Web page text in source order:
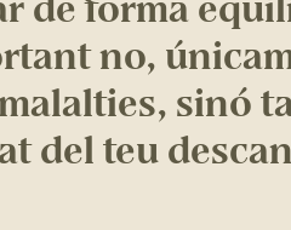
no,
sinó
del teu